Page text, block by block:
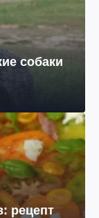
собаки
рецепт